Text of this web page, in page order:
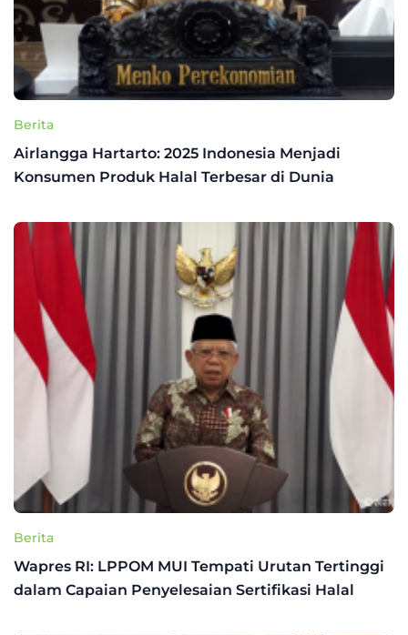
Berita
Airlangga Hartarto: 2025 Indonesia Menjadi
Konsumen Produk Halal Terbesar di Dunia
Berita
Wapres RI: LPPOM MUI Tempati Urutan Tertinggi
dalam Capaian Penyelesaian Sertifikasi Halal